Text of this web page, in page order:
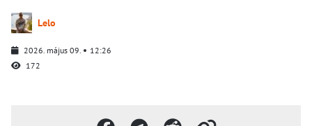
Lelo
2026. május 09.
12:26
172